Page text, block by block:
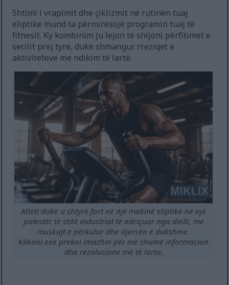
Shtimi i vrapimit dhe çiklizmit në rutinën tuaj
eliptike mund ta përmirësojë programin tuaj të
fitnesit. Ky kombinim ju lejon të shijoni përfitimet e
secilit prej tyre, duke shmangur rreziqet e
aktiviteteve me ndikim të lartë.
Atleti duke u shtyrë fort në një makinë eliptike në një
palestër të stilit industrial të ndriçuar nga dielli, me
muskujt e përkulur dhe djersën e dukshme.
Klikoni ose prekni imazhin për më shumë informacion
dhe rezolucione më të larta.